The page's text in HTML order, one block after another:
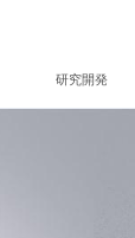
研究開発